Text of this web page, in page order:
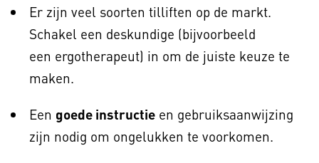
Er zijn veel soorten tilliften op de markt.
Schakel een deskundige (bijvoorbeeld
een ergotherapeut) in om de juiste keuze te
maken.
Een goede instructie en gebruiksaanwijzing
zijn nodig om ongelukken te voorkomen.